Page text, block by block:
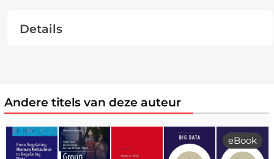
Details
Andere titels van deze auteur
eBook